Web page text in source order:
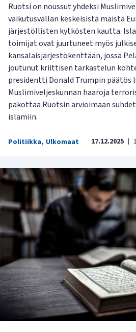
Ruotsi on noussut yhdeksi
vaikutusvallan keskeisistä maista
järjestöllisten kytkösten kautta.
toimijat ovat juurtuneet myös
kansalaisjärjestökenttään, jossa
joutunut kriittisen tarkastelun
presidentti Donald Trumpin päätös
Muslimiveljeskunnan haaroja
pakottaa Ruotsin arvioimaan
islamiin.
Politiikka, Ulkomaat 17.12.2025 |